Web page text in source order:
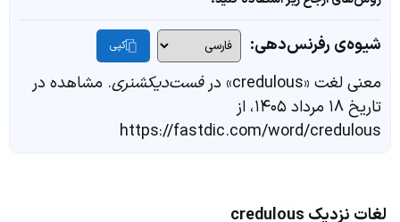
شیوه‌ی رفرنس‌دهی: کپی
معنی لغت «credulous» در فست‌دیکشنری. مشاهده در
تاریخ ۱۸ مرداد ۱۴۰۵، از
https://fastdic.com/word/credulous
لغات نزدیک credulous